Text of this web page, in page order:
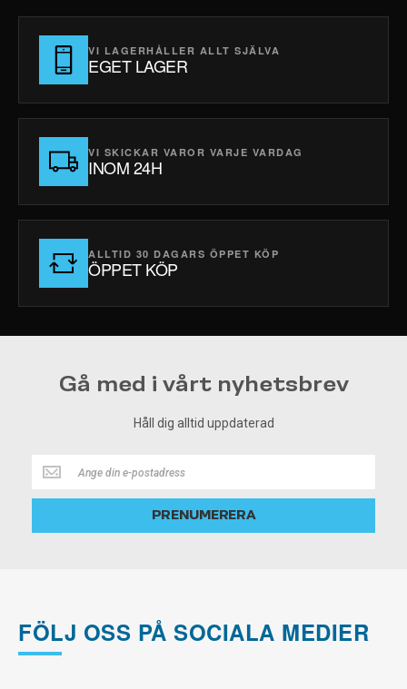
VI LAGERHÅLLER ALLT SJÄLVA
EGET LAGER
VI SKICKAR VAROR VARJE VARDAG
INOM 24H
ALLTID 30 DAGARS ÖPPET KÖP
ÖPPET KÖP
Gå med i vårt nyhetsbrev
Håll dig alltid uppdaterad
Håll
dig
alltid
PRENUMERERA
FÖLJ OSS PÅ SOCIALA MEDIER